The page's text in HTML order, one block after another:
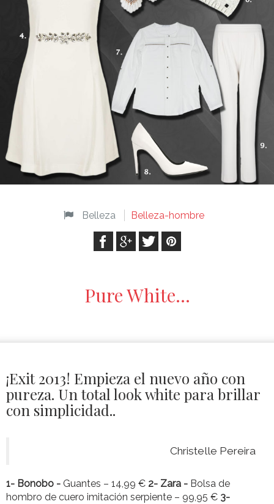
Belleza Belleza-hombre
Pure White…
¡Exit 2013! Empieza el nuevo año con
pureza. Un total look white para brillar
con simplicidad..
Christelle Pereira
1- Bonobo - Guantes – 14,99 € 2- Zara - Bolsa de
hombro de cuero imitación serpiente – 99,95 € 3-